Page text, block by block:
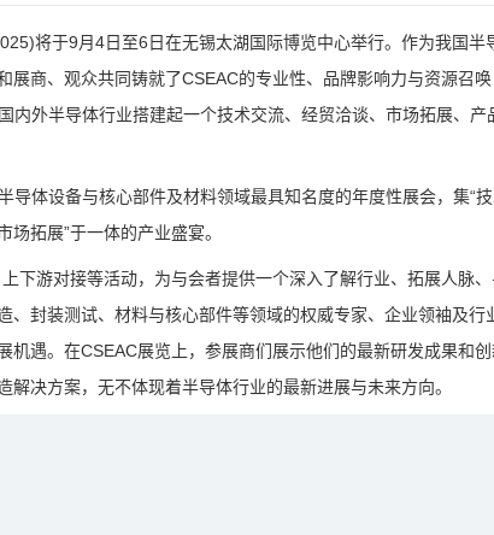
将于9月4日至6日在无锡太湖国际博览中心举行。作为我国半
商、观众共同铸就了CSEAC的专业性、品牌影响力与资源召唤
内外半导体行业搭建起一个技术交流、经贸洽谈、市场拓展、产
导体设备与核心部件及材料领域最具知名度的年度性展会，集“
拓展”于一体的产业盛宴。
下游对接等活动，为与会者提供一个深入了解行业、拓展人脉
、封装测试、材料与核心部件等领域的权威专家、企业领袖及行
遇。在CSEAC展览上，参展商们展示他们的最新研发成果和
决方案，无不体现着半导体行业的最新进展与未来方向。